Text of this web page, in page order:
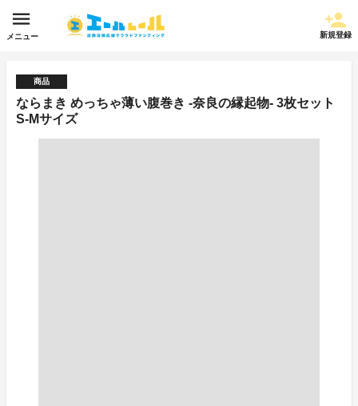
メニュー 新規登録
商品
ならまき めっちゃ薄い腹巻き -奈良の縁起物- 3枚セット
S-Mサイズ